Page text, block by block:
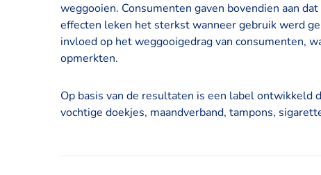
weggooien. Consumenten gaven bovendien aan
effecten leken het sterkst wanneer gebruik werd
invloed op het weggooigedrag van consumenten,
opmerkten.
Op basis van de resultaten is een label
vochtige doekjes, maandverband, tampons,